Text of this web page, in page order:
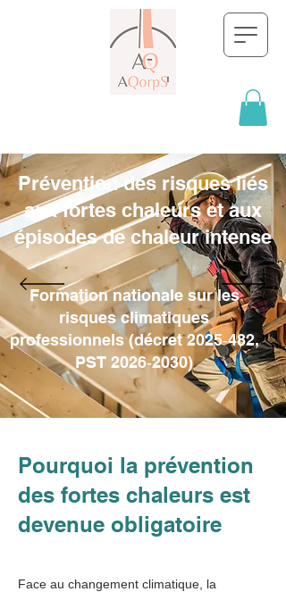
Prévention des risques liés
aux fortes chaleurs et aux
épisodes de chaleur intense
Formation nationale sur les
risques climatiques
professionnels (décret 2025‑482,
PST 2026‑2030)
Pourquoi la prévention
des fortes chaleurs est
devenue obligatoire
Face au changement climatique, la